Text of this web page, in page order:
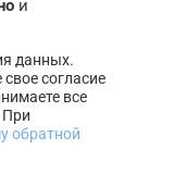
и
данных.
согласие
все
При
обратной